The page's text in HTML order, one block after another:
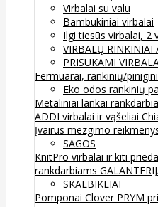
Virbalai su valu
Bambukiniai virbalai
Ilgi tiesūs virbalai, 2
VIRBALŲ RINKINIAI
PRISUKAMI
Fermuarai, rankinių/
Eko odos rankinių
Metaliniai lankai
ADDI virbalai ir vąšeliai
Įvairūs mezgimo
SAGOS
KnitPro virbalai ir kiti
rankdarbiams
SKALBIKLIAI
Pomponai Clover PRYM